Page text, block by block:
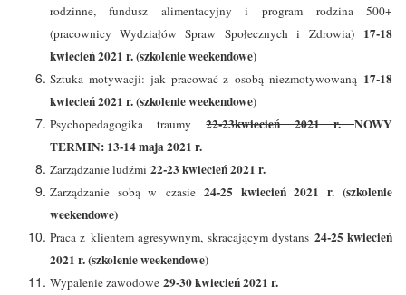
rodzinne, fundusz alimentacyjny i program rodzina 500+
(pracownicy Wydziałów Spraw Społecznych i Zdrowia) 17-18
kwiecień 2021 r. (szkolenie weekendowe)
Sztuka motywacji: jak pracować z osobą niezmotywowaną 17-18
kwiecień 2021 r. (szkolenie weekendowe)
Psychopedagogika traumy22-23kwiecień 2021 r.NOWY
TERMIN: 13-14 maja 2021 r.
Zarządzanie ludźmi 22-23 kwiecień 2021 r.
Zarządzanie sobą w czasie 24-25 kwiecień 2021 r. (szkolenie
weekendowe)
Praca z klientem agresywnym, skracającym dystans 24-25 kwiecień
2021 r. (szkolenie weekendowe)
Wypalenie zawodowe 29-30 kwiecień 2021 r.